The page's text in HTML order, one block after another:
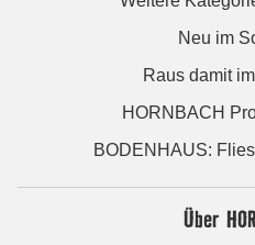
Neu im
Raus damit
HORNBACH
BODENHAUS:
Über